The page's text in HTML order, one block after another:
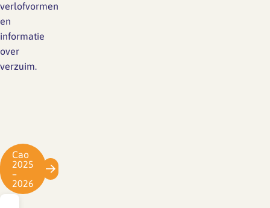
verlofvormen
en
informatie
over
verzuim.
Cao
2025
–
2026